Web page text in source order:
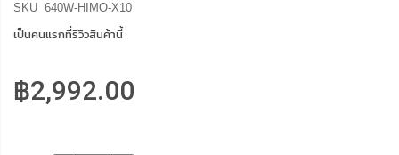
SKU 640W-HIMO-X10
เป็นคนแรกที่รีวิวสินค้านี้
฿2,992.00